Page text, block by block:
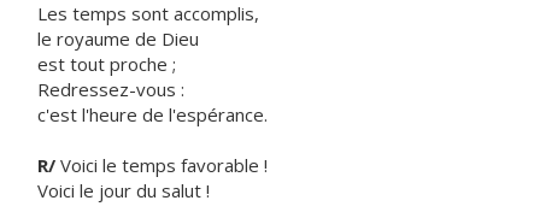
Les temps sont accomplis,
le royaume de Dieu
est tout proche ;
Redressez-vous :
c'est l'heure de l'espérance.
R/ Voici le temps favorable !
Voici le jour du salut !